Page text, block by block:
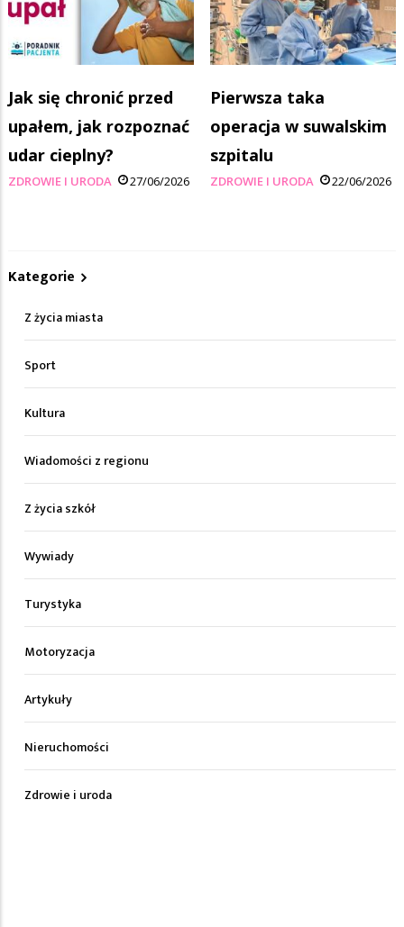
Jak się chronić przed
upałem, jak rozpoznać
udar cieplny?
ZDROWIE I URODA 27/06/2026
Pierwsza taka
operacja w suwalskim
szpitalu
ZDROWIE I URODA 22/06/2026
Kategorie
Z życia miasta
Sport
Kultura
Wiadomości z regionu
Z życia szkół
Wywiady
Turystyka
Motoryzacja
Artykuły
Nieruchomości
Zdrowie i uroda